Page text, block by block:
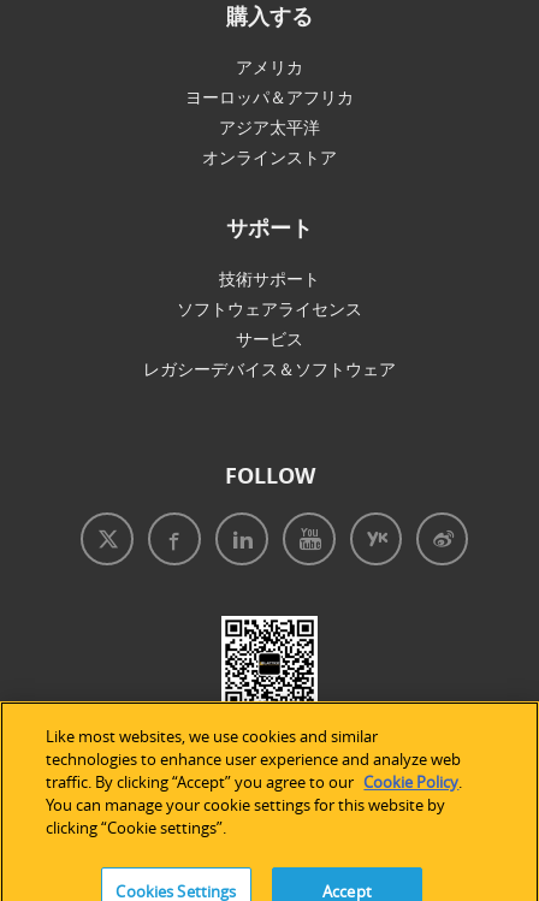
購入する
アメリカ
ヨーロッパ＆アフリカ
アジア太平洋
オンラインストア
サポート
技術サポート
ソフトウェアライセンス
サービス
レガシーデバイス＆ソフトウェア
FOLLOW
| プライバシープリシー
Like most websites, we use cookies and similar
technologies to enhance user experience and analyze web
traffic. By clicking “Accept” you agree to our Cookie Policy.
You can manage your cookie settings for this website by
clicking “Cookie settings”.
Cookies Settings Accept